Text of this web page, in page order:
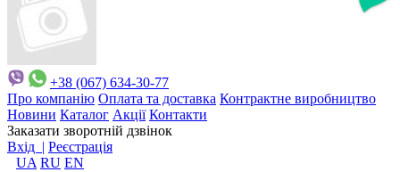
+38 (067) 634-30-77
Про компанію Оплата та доставка Контрактне виробництво
Новини Каталог Акції Контакти
Заказати зворотній дзвінок
Вхід | Реєстрація
UA RU EN